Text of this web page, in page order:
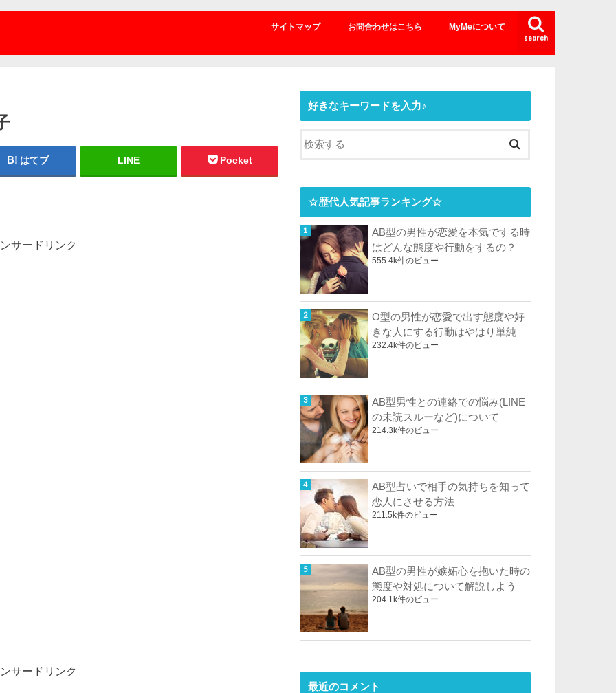
search
サイトマップ お問合わせはこちら MyMeについて
はてブ LINE Pocket
サードリンク
サードリンク
好きなキーワードを入力♪
☆歴代人気記事ランキング☆
AB型の男性が恋愛を本気でする時
はどんな態度や行動をするの？
555.4k件のビュー
O型の男性が恋愛で出す態度や好
きな人にする行動はやはり単純
232.4k件のビュー
AB型男性との連絡での悩み(LINE
の未読スルーなど)について
214.3k件のビュー
AB型占いで相手の気持ちを知って
恋人にさせる方法
211.5k件のビュー
AB型の男性が嫉妬心を抱いた時の
態度や対処について解説しよう
204.1k件のビュー
最近のコメント